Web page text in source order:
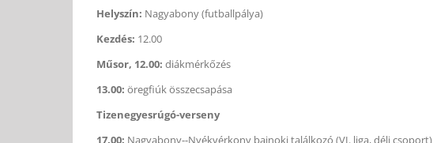
Helyszín: Nagyabony (futballpálya)
Kezdés: 12.00
Műsor, 12.00: diákmérkőzés
13.00: öregfiúk összecsapása
Tizenegyesrúgó-verseny
17.00: Nagyabony--Nyékvérkony bajnoki találkozó (VI. liga, déli csoport)